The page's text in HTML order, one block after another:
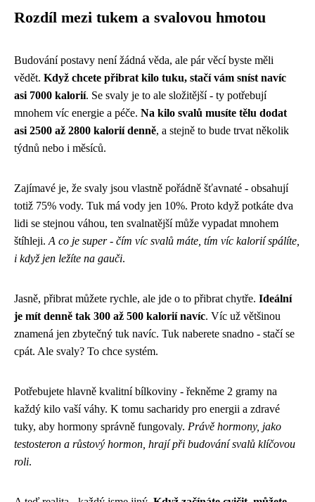
Rozdíl mezi tukem a svalovou hmotou
Budování postavy není žádná věda, ale pár věcí byste měli
vědět. Když chcete přibrat kilo tuku, stačí vám sníst navíc
asi 7000 kalorií. Se svaly je to ale složitější - ty potřebují
mnohem víc energie a péče. Na kilo svalů musíte tělu dodat
asi 2500 až 2800 kalorií denně, a stejně to bude trvat několik
týdnů nebo i měsíců.
Zajímavé je, že svaly jsou vlastně pořádně šťavnaté - obsahují
totiž 75% vody. Tuk má vody jen 10%. Proto když potkáte dva
lidi se stejnou váhou, ten svalnatější může vypadat mnohem
štíhleji. A co je super - čím víc svalů máte, tím víc kalorií spálíte,
i když jen ležíte na gauči.
Jasně, přibrat můžete rychle, ale jde o to přibrat chytře. Ideální
je mít denně tak 300 až 500 kalorií navíc. Víc už většinou
znamená jen zbytečný tuk navíc. Tuk naberete snadno - stačí se
cpát. Ale svaly? To chce systém.
Potřebujete hlavně kvalitní bílkoviny - řekněme 2 gramy na
každý kilo vaší váhy. K tomu sacharidy pro energii a zdravé
tuky, aby hormony správně fungovaly. Právě hormony, jako
testosteron a růstový hormon, hrají při budování svalů klíčovou
roli.